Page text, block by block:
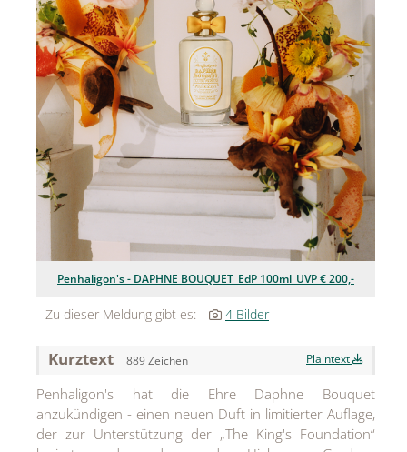
DUFTSTARS / The Fragrance Foundation Austria
EHINGER SCHWARZ 1876
Jean Paul Gaultier
Lindt & Sprüngli
Nägele & Strubell
PUIG
Rabanne
sh!ne by Dorotheum Juwelier
Sicheldorfer Heilwasser
VOSSEN
Penhaligon's - DAPHNE BOUQUET_EdP 100ml_UVP € 200,-
Zu dieser Meldung gibt es: 4 Bilder
Kurztext 889 Zeichen Plaintext
Penhaligon's hat die Ehre Daphne Bouquet
anzukündigen - einen neuen Duft in limitierter Auflage,
der zur Unterstützung der „The King's Foundation“